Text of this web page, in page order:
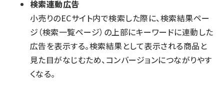
検索連動広告
小売りのECサイト内で検索した際に、検索結果ペー
ジ（検索一覧ページ）の上部にキーワードに連動した
広告を表示する。検索結果として表示される商品と
見た目がなじむため、コンバージョンにつながりやす
くなる。